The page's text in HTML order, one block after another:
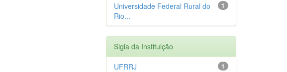
1
Universidade Federal Rural do
Rio...
Sigla da Instituição
1
UFRRJ